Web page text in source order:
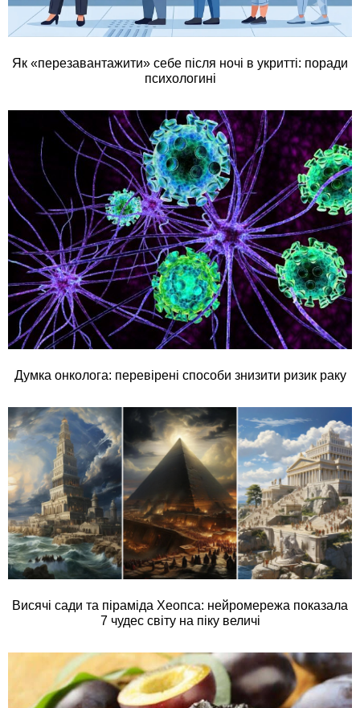
Як «перезавантажити» себе після ночі в укритті: поради
психологині
Думка онколога: перевірені способи знизити ризик раку
Висячі сади та піраміда Хеопса: нейромережа показала
7 чудес світу на піку величі